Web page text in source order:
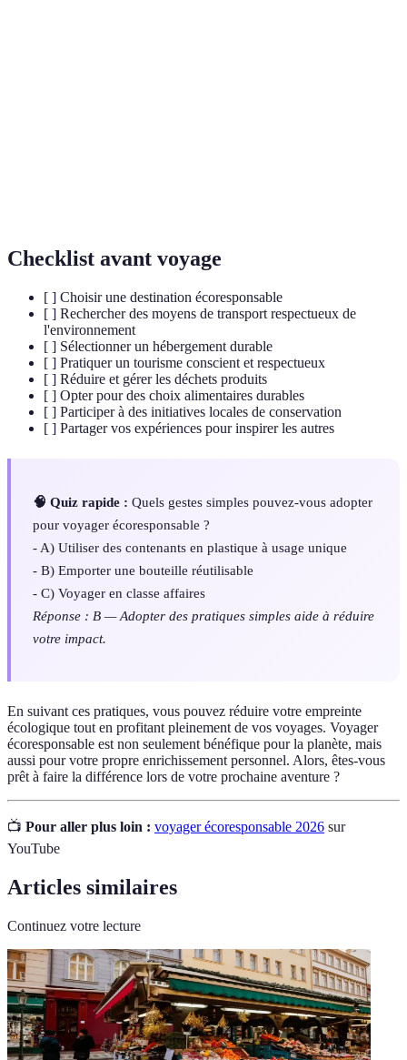
Checklist avant voyage
[ ] Choisir une destination écoresponsable
[ ] Rechercher des moyens de transport respectueux de
l'environnement
[ ] Sélectionner un hébergement durable
[ ] Pratiquer un tourisme conscient et respectueux
[ ] Réduire et gérer les déchets produits
[ ] Opter pour des choix alimentaires durables
[ ] Participer à des initiatives locales de conservation
[ ] Partager vos expériences pour inspirer les autres
🧠 Quiz rapide : Quels gestes simples pouvez-vous adopter
pour voyager écoresponsable ?
- A) Utiliser des contenants en plastique à usage unique
- B) Emporter une bouteille réutilisable
- C) Voyager en classe affaires
Réponse : B — Adopter des pratiques simples aide à réduire
votre impact.
En suivant ces pratiques, vous pouvez réduire votre empreinte
écologique tout en profitant pleinement de vos voyages. Voyager
écoresponsable est non seulement bénéfique pour la planète, mais
aussi pour votre propre enrichissement personnel. Alors, êtes-vous
prêt à faire la différence lors de votre prochaine aventure ?
📺 Pour aller plus loin : voyager écoresponsable 2026 sur
YouTube
Articles similaires
Continuez votre lecture